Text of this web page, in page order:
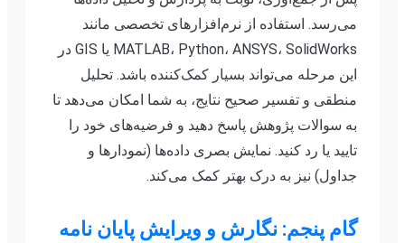
می‌رسد. استفاده از نرم‌افزارهای تخصصی مانند
MATLAB، Python، ANSYS، SolidWorks یا GIS در
این مرحله می‌تواند بسیار کمک‌کننده باشد. تحلیل
منطقی و تفسیر صحیح نتایج، به شما امکان می‌دهد تا
به سوالات پژوهش پاسخ دهید و فرضیه‌های خود را
تایید یا رد کنید. نمایش بصری داده‌ها (نمودارها و
جداول) نیز به درک بهتر کمک می‌کند.
گام پنجم: نگارش و ویرایش پایان نامه